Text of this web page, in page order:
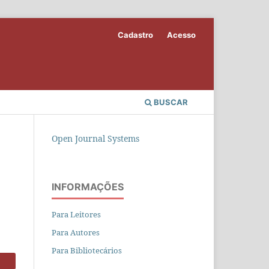
BUSCAR
Cadastro Acesso
Open Journal Systems
INFORMAÇÕES
Para Leitores
Para Autores
Para Bibliotecários